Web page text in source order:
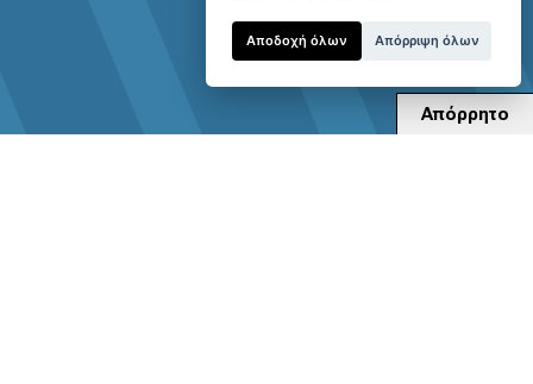
Απόρρητο
Αποδοχή όλων Απόρριψη όλων